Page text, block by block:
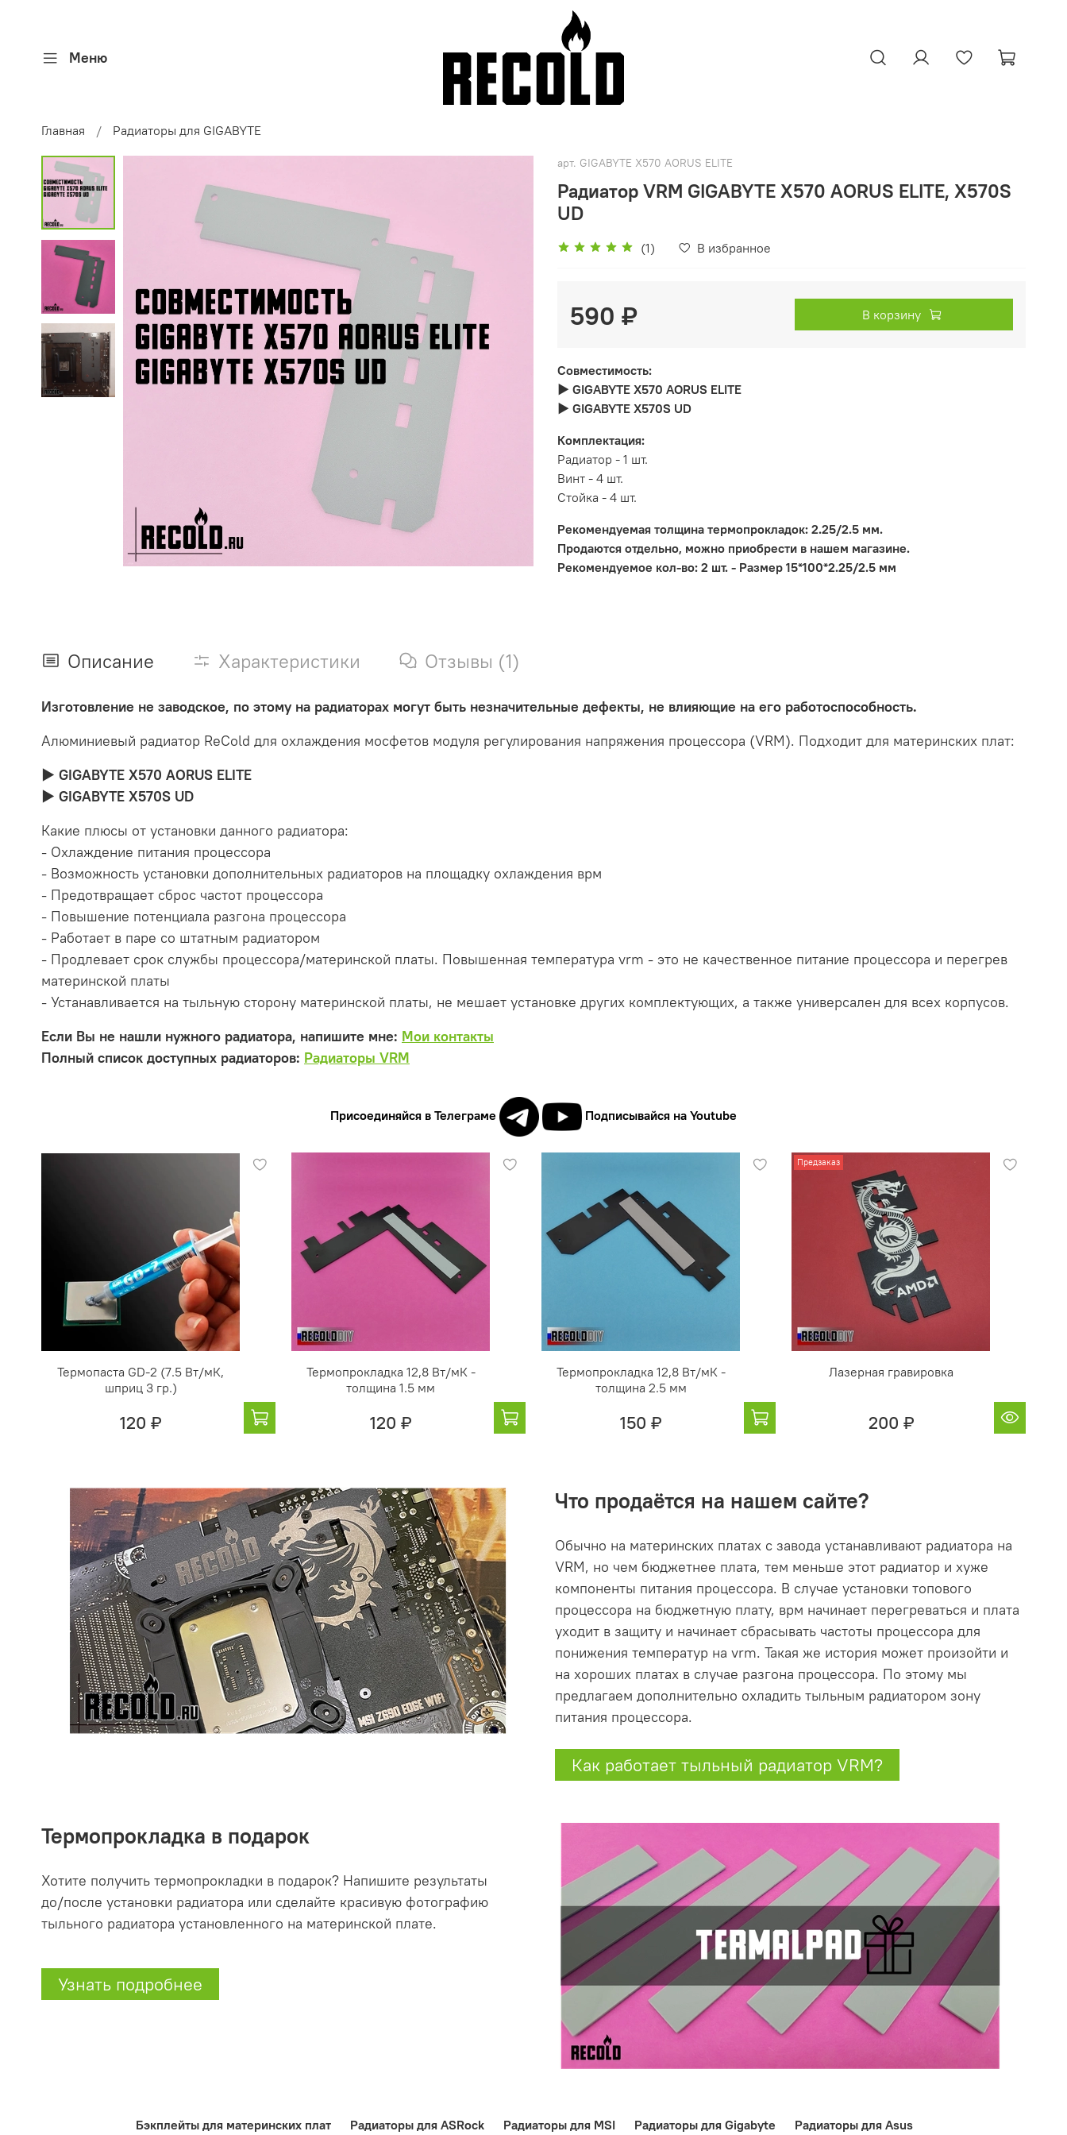
Меню
Главная Радиаторы для GIGABYTE
арт. GIGABYTE X570 AORUS ELITE
Радиатор VRM GIGABYTE X570 AORUS ELITE, X570S
UD
(1) В избранное
590 ₽ В корзину
Совместимость:
► GIGABYTE X570 AORUS ELITE
► GIGABYTE X570S UD
Комплектация:
Радиатор - 1 шт.
Винт - 4 шт.
Стойка - 4 шт.
Рекомендуемая толщина термопрокладок: 2.25/2.5 мм.
Продаются отдельно, можно приобрести в нашем магазине.
Рекомендуемое кол-во: 2 шт. - Размер 15*100*2.25/2.5 мм
Описание Характеристики Отзывы (1)
Изготовление не заводское, по этому на радиаторах могут быть незначительные дефекты, не влияющие на его работоспособность.
Алюминиевый радиатор ReCold для охлаждения мосфетов модуля регулирования напряжения процессора (VRM). Подходит для материнских плат:
► GIGABYTE X570 AORUS ELITE
► GIGABYTE X570S UD
Какие плюсы от установки данного радиатора:
- Охлаждение питания процессора
- Возможность установки дополнительных радиаторов на площадку охлаждения врм
- Предотвращает сброс частот процессора
- Повышение потенциала разгона процессора
- Работает в паре со штатным радиатором
- Продлевает срок службы процессора/материнской платы. Повышенная температура vrm - это не качественное питание процессора и перегрев
материнской платы
- Устанавливается на тыльную сторону материнской платы, не мешает установке других комплектующих, а также универсален для всех корпусов.
Если Вы не нашли нужного радиатора, напишите мне: Мои контакты
Полный список доступных радиаторов: Радиаторы VRM
Присоединяйся в Телеграме Подписывайся на Youtube
Термопаста GD-2 (7.5 Вт/мК,
шприц 3 гр.)
120 ₽
Термопрокладка 12,8 Вт/мК -
толщина 1.5 мм
120 ₽
Термопрокладка 12,8 Вт/мК -
толщина 2.5 мм
150 ₽
Предзаказ
Лазерная гравировка
200 ₽
Что продаётся на нашем сайте?
Обычно на материнских платах с завода устанавливают радиатора на
VRM, но чем бюджетнее плата, тем меньше этот радиатор и хуже
компоненты питания процессора. В случае установки топового
процессора на бюджетную плату, врм начинает перегреваться и плата
уходит в защиту и начинает сбрасывать частоты процессора для
понижения температур на vrm. Такая же история может произойти и
на хороших платах в случае разгона процессора. По этому мы
предлагаем дополнительно охладить тыльным радиатором зону
питания процессора.
Как работает тыльный радиатор VRM?
Термопрокладка в подарок
Хотите получить термопрокладки в подарок? Напишите результаты
до/после установки радиатора или сделайте красивую фотографию
тыльного радиатора установленного на материнской плате.
Узнать подробнее
Бэкплейты для материнских плат Радиаторы для ASRock Радиаторы для MSI Радиаторы для Gigabyte Радиаторы для Asus